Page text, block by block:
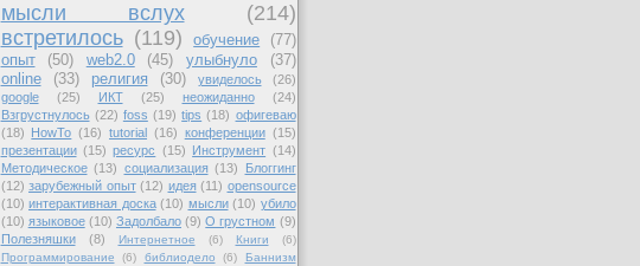
мысли вслух
(214)
встретилось (119) обучение
(77)
опыт
(50) web2.0 (45) улыбнуло
(37)
online
(33) религия (30) увиделось
(26)
google
(25) ИКТ (25) неожиданно
(24)
Взгрустнулось (22) foss (19) tips (18) офигеваю
(18) HowTo (16) tutorial (16) конференции (15)
презентации (15) ресурс (15) Инструмент (14)
Методическое (13) социализация (13)
Блоггинг
(12) зарубежный опыт (12) идея (11) opensource
(10) интерактивная доска (10) мысли (10) убило
(10) языковое (10) Задолбало (9) О грустном (9)
Полезняшки
(8) Интернетное (6) Книги
(6)
Программирование
(6) библиодело (6)
Баннизм